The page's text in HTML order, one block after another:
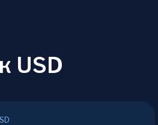
USD